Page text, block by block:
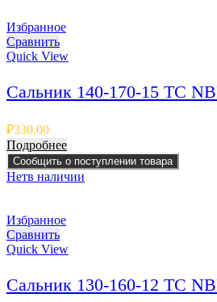
Избранное
Сравнить
Quick View
Сальник 140-170-15 TC
₽330.00
Подробнее
Сообщить о поступлении товара
Нетв наличии
Избранное
Сравнить
Quick View
Сальник 130-160-12 TC